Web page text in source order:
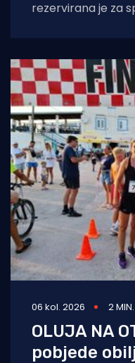
rezervirana je za
06 kol. 2026 2
OLUJA NA
pobjede